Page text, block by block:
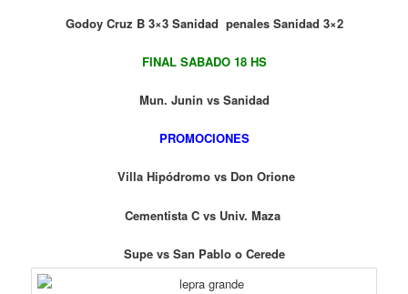
Godoy Cruz B 3×3 Sanidad penales Sanidad 3×2
FINAL SABADO 18 HS
Mun. Junin vs Sanidad
PROMOCIONES
Villa Hipódromo vs Don Orione
Cementista C vs Univ. Maza
Supe vs San Pablo o Cerede